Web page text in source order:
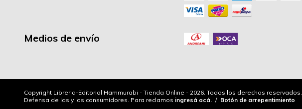
Medios de envío
Copyright Libreria-Editorial Hammurabi - Tienda Online - 2026. Todos los derechos reservados.
Defensa de las y los consumidores. Para reclamos ingresá acá. / Botón de arrepentimiento